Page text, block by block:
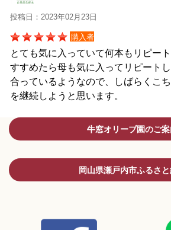
投稿日：2023年02月23日
購入者
とても気に入っていて何本もリピー
すすめたら母も気に入ってリピート
合っているようなので、しばらくこ
を継続しようと思います。
牛窓オリーブ園のご
岡山県瀬戸内市ふるさ